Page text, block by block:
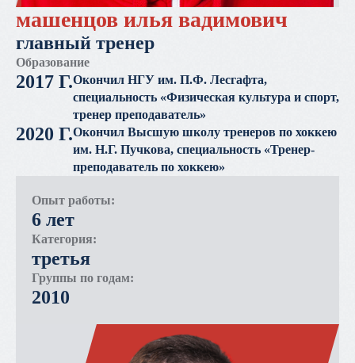
машенцов илья вадимович
главный тренер
Образование
2017 Г.Окончил НГУ им. П.Ф. Лесгафта,
специальность «Физическая культура и спорт,
тренер преподаватель»
2020 Г.Окончил Высшую школу тренеров по хоккею
им. Н.Г. Пучкова, специальность «Тренер-
преподаватель по хоккею»
Опыт работы:
6 лет
Категория:
третья
Группы по годам:
2010